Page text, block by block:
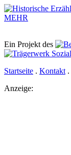
MEHR
Ein Projekt des
Startseite . Kontakt .
Anzeige: